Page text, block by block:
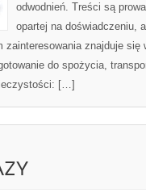
odwodnień. Treści są
opartej na doświadczeniu,
zainteresowania znajduje się
do spożycia,
[…]